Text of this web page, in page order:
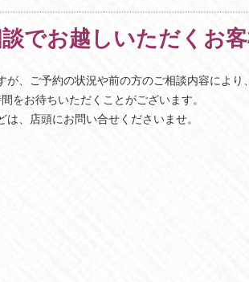
でお越しいただくお
が、ご予約の状況や前の方のご相談内容により
をお待ちいただくことがございます。
は、店頭にお問い合せくださいませ。